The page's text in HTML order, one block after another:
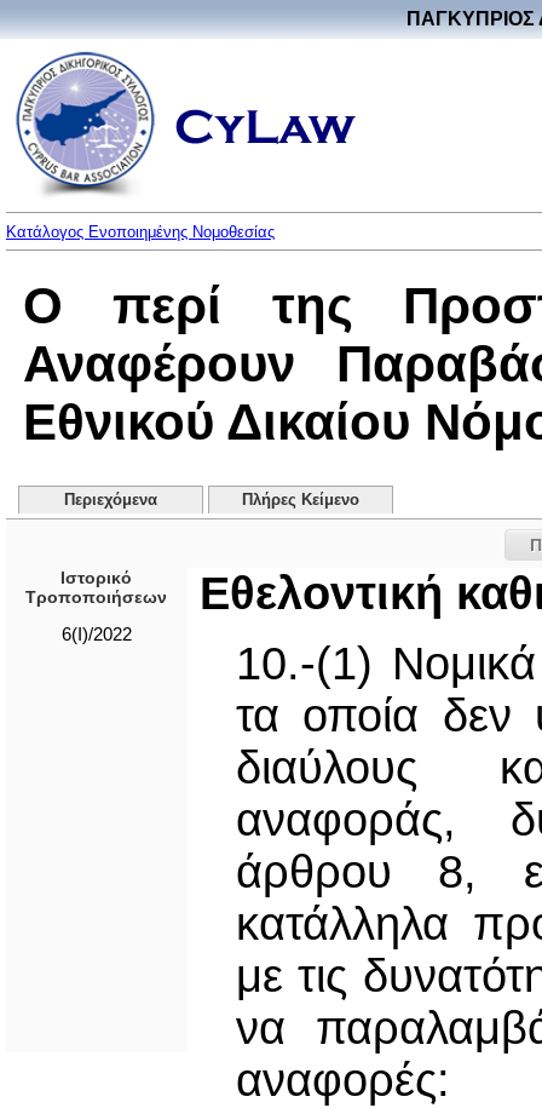
ΠΑΓΚΥΠΡΙΟΣ
Κατάλογος Ενοποιημένης Νομοθεσίας
Ο περί της
Αναφέρουν
Εθνικού Δικαίου
Περιεχόμενα Πλήρες Κείμενο
Ιστορικό
Τροποποιήσεων
6(I)/2022
Εθελοντική
10.-(1)
τα οποία δεν
διαύλους
αναφοράς,
άρθρου 8,
κατάλληλα
με τις
να
αναφορές: